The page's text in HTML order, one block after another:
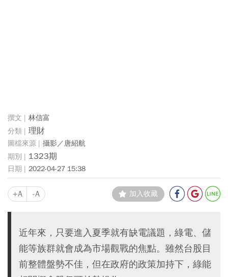
林信富
理財
攝影／唐紹航
1323期
2022-04-27 15:38
+A -A 加入收藏
近年來，只要進入夏季就有缺電議題，綠電、儲
能等族群就會成為市場觀戰的焦點。雖然台股目
前整體盤勢不佳，但在政府的政策加持下，綠能